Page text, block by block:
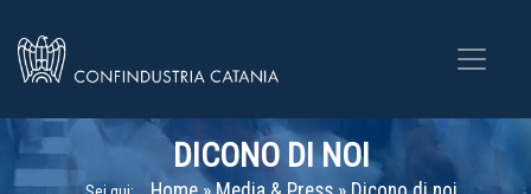
DICONO DI NOI